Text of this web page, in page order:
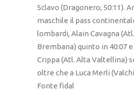
Sclavo (Dragonero, 50:11).
maschile il pass
lombardi, Alain Cavagna
Brembana) quinto in 40:07
Crippa (Atl. Alta Valtellina)
oltre che a Luca Merli
Fonte fidal